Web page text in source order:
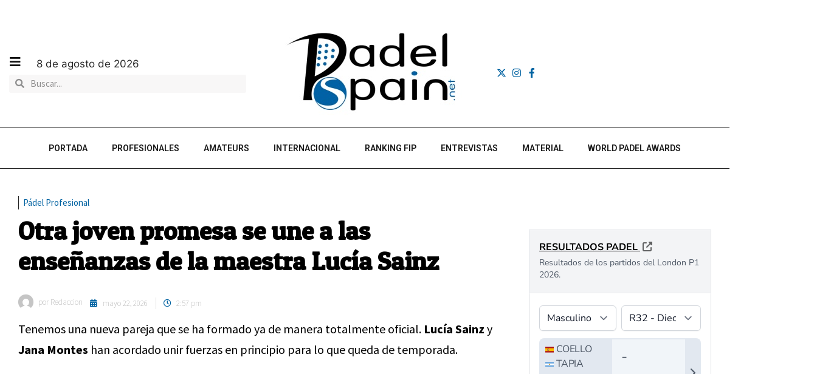
8 de agosto de 2026
PORTADA PROFESIONALES AMATEURS INTERNACIONAL RANKING FIP ENTREVISTAS MATERIAL WORLD PADEL AWARDS
Pádel Profesional
Otra joven promesa se une a las
enseñanzas de la maestra Lucía Sainz
por Redaccion mayo 22, 2026 2:57 pm
Tenemos una nueva pareja que se ha formado ya de manera totalmente oficial. Lucía Sainz y
Jana Montes han acordado unir fuerzas en principio para lo que queda de temporada.